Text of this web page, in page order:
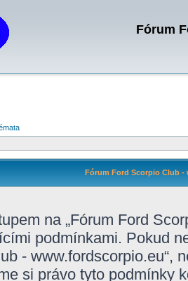
Fórum
Fórum Ford Scorpio Club
na „Fórum Ford
podmínkami. Pokud
- www.fordscorpio.eu“,
si právo tyto podmínky